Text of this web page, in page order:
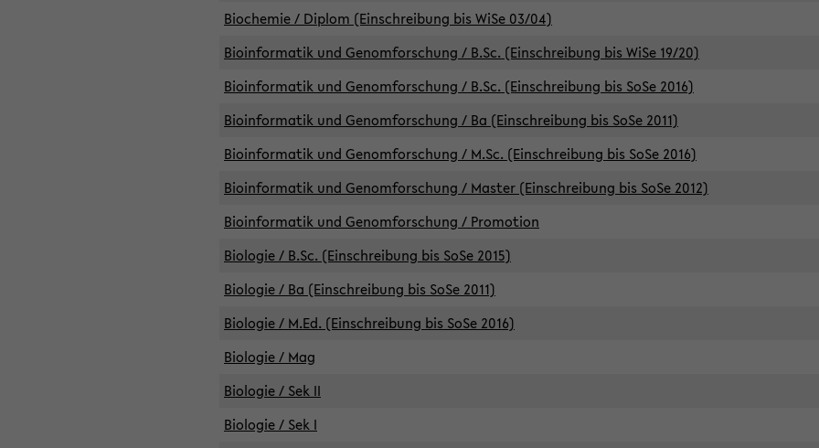
Biochemie / Diplom (Einschreibung bis WiSe 03/04)
Bioinformatik und Genomforschung / B.Sc. (Einschreibung bis WiSe 19/20)
Bioinformatik und Genomforschung / B.Sc. (Einschreibung bis SoSe 2016)
Bioinformatik und Genomforschung / Ba (Einschreibung bis SoSe 2011)
Bioinformatik und Genomforschung / M.Sc. (Einschreibung bis SoSe 2016)
Bioinformatik und Genomforschung / Master (Einschreibung bis SoSe 2012)
Bioinformatik und Genomforschung / Promotion
Biologie / B.Sc. (Einschreibung bis SoSe 2015)
Biologie / Ba (Einschreibung bis SoSe 2011)
Biologie / M.Ed. (Einschreibung bis SoSe 2016)
Biologie / Mag
Biologie / Sek II
Biologie / Sek I